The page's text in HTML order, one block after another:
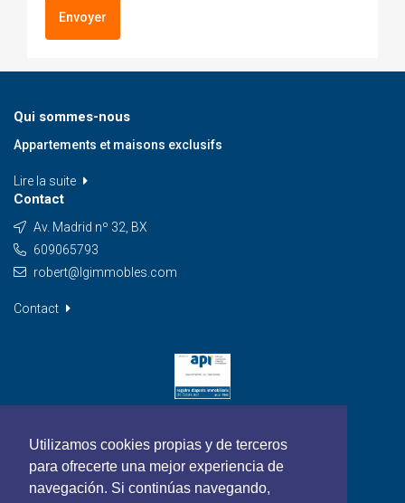
Utilizamos cookies propias y de terceros
para ofrecerte una mejor experiencia de
navegación. Si continúas navegando,
Envoyer
Qui sommes-nous
Appartements et maisons exclusifs
Lire la suite
Contact
Av. Madrid nº 32, BX
609065793
robert@lgimmobles.com
Contact